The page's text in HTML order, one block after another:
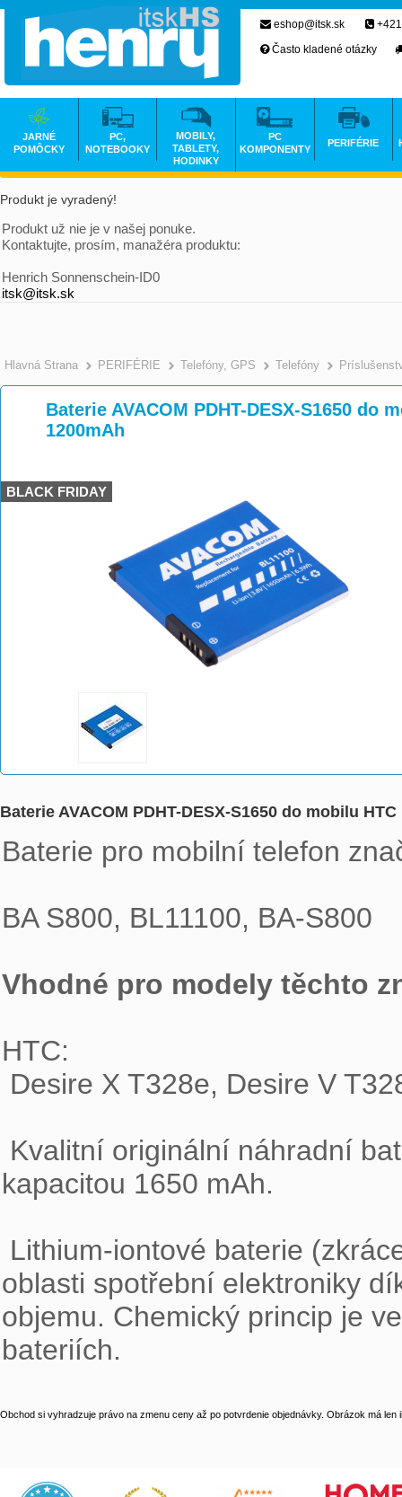
Produkt je vyradený!
Produkt už nie je v našej ponuke.
Kontaktujte, prosím, manažéra produktu:
Henrich Sonnenschein-ID0
itsk@itsk.sk
Hlavná Strana >
PERIFÉRIE >
Telefóny, GPS >
Telefóny
Baterie AVACOM PDHT-DESX-S1650 do
1200mAh
BLACK FRIDAY
Baterie AVACOM PDHT-DESX-S1650 do mobilu
Baterie pro mobilní telefon
BA S800, BL11100, BA-S800
Vhodné pro modely těchto
HTC:
Desire X T328e, Desire V
kapacitou 1650 mAh.
oblasti spotřební elektroniky
objemu. Chemický princip je
bateriích.
Obchod si vyhradzuje právo na zmenu ceny až po potvrdenie objednávky. Obrázok má len
eshop@itsk.sk
Často kladené otázky
JARNÉ
POMÔCKY
PC,
NOTEBOOKY
MOBILY,
TABLETY,
HODINKY
PC
KOMPONENTY
PERIFÉRIE